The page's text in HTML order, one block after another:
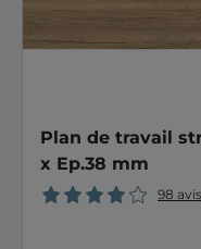
Plan de travail
x Ep.38 mm
98 avis